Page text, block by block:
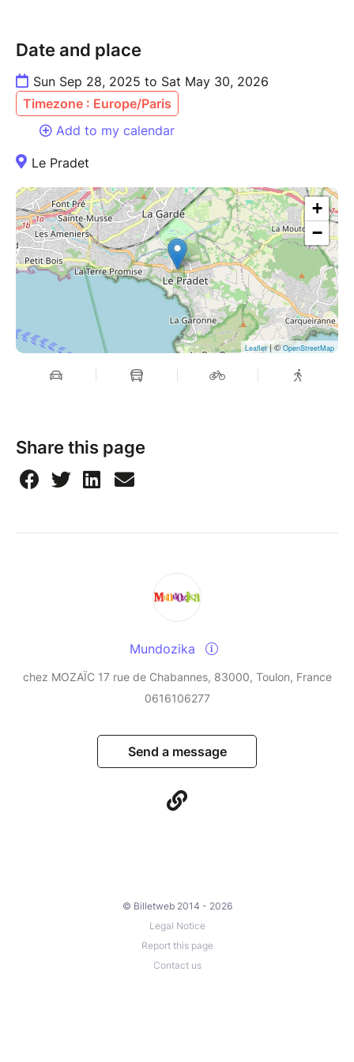
Date and place
Sun Sep 28, 2025 to Sat May 30, 2026
Timezone : Europe/Paris
Add to my calendar
Le Pradet
+
−
Leaflet| ©OpenStreetMap
Share this page
Mundozika
chez MOZAÏC 17 rue de Chabannes, 83000, Toulon, France
0616106277
Send a message
© Billetweb 2014 - 2026
Legal Notice
Report this page
Contact us